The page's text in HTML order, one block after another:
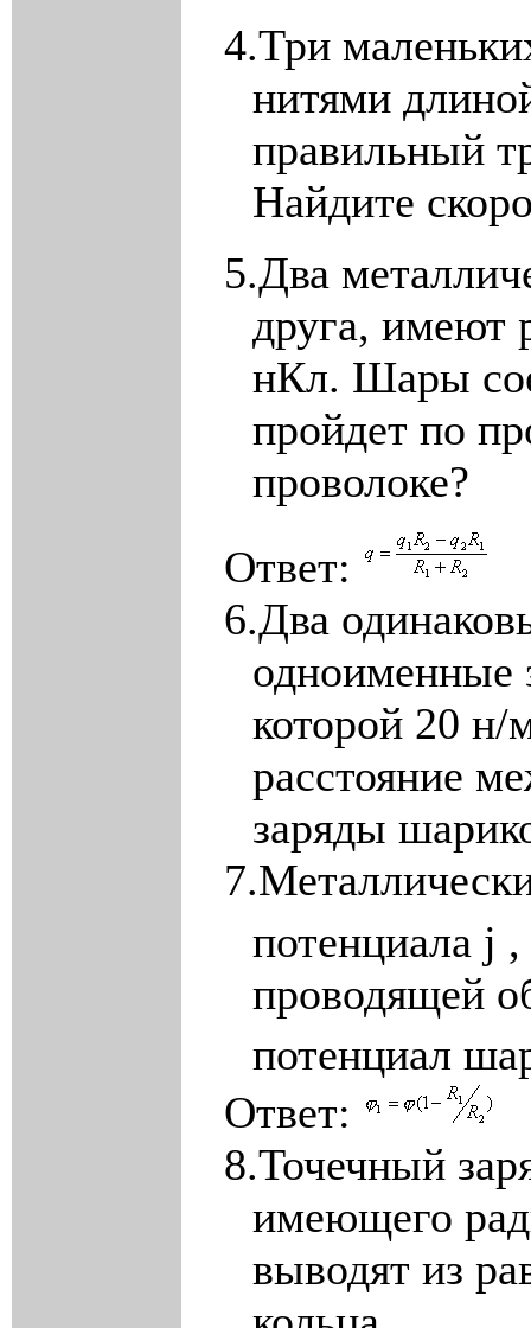
4.Три
нитями
правильный
Найдите
5.Два
друга, имеют
нКл. Шары
пройдет по
проволоке?
Ответ:
6.Два
одноименные
которой 20 н/
расстояние
заряды
7.
потенциала j
проводящей
потенциал
Ответ:
8.Точечный
имеющего
выводят из